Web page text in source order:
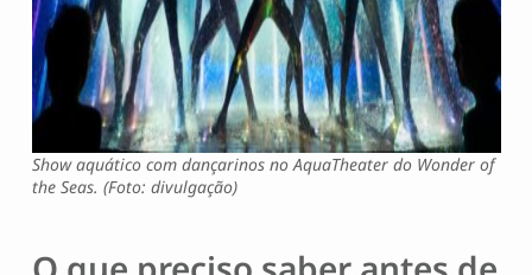
Show aquático com dançarinos no AquaTheater do Wonder of
the Seas. (Foto: divulgação)